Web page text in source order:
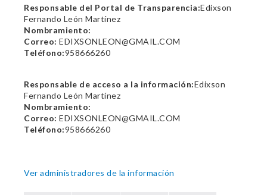
Responsable del Portal de Transparencia:Edixson
Fernando León Martínez
Nombramiento:
Correo: EDIXSONLEON@GMAIL.COM
Teléfono:958666260
Responsable de acceso a la información:Edixson
Fernando León Martínez
Nombramiento:
Correo: EDIXSONLEON@GMAIL.COM
Teléfono:958666260
Ver administradores de la información